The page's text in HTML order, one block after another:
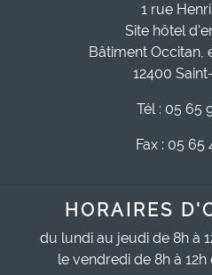
1 rue
Site hôtel
Bâtiment Occitan,
12400
Tél : 05 65
Fax : 05 65
HORAIRES
du lundi au jeudi de 8h à
le vendredi de 8h à